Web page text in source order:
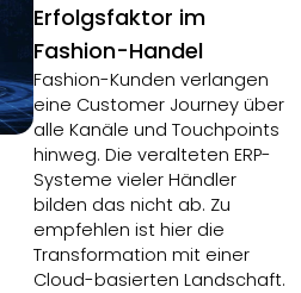
Erfolgsfaktor im
Fashion-Handel
Fashion-Kunden verlangen
eine Customer Journey über
alle Kanäle und Touchpoints
hinweg. Die veralteten ERP-
Systeme vieler Händler
bilden das nicht ab. Zu
empfehlen ist hier die
Transformation mit einer
Cloud-basierten Landschaft.